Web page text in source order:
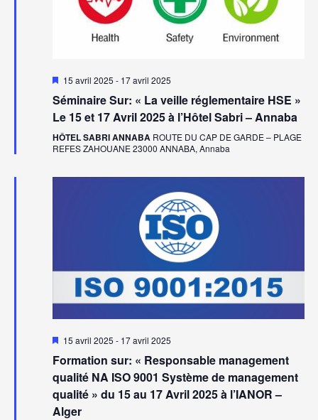
Mis
avant
15 avril 2025 - 17 avril 2025
Séminaire Sur: « La veille réglementaire HSE »
Le 15 et 17 Avril 2025 à l’Hôtel Sabri – Annaba
HÔTEL SABRI ANNABA ROUTE DU CAP DE GARDE – PLAGE
REFES ZAHOUANE 23000 ANNABA, Annaba
Mis
avant
15 avril 2025 - 17 avril 2025
Formation sur: « Responsable management
qualité NA ISO 9001 Système de management
qualité » du 15 au 17 Avril 2025 à l’IANOR –
Alger